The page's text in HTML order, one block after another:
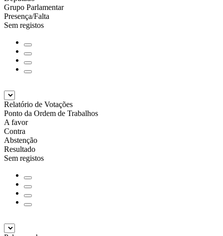
Grupo Parlamentar
Presença/Falta
Sem registos
Relatório de Votações
Ponto da Ordem de Trabalhos
A favor
Contra
Abstenção
Resultado
Sem registos